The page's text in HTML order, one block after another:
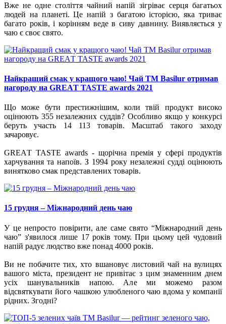
Вже не одне століття чайний напій зігріває серця багатьох
людей на планеті. Це напій з багатою історією, яка триває
багато років, і корінням веде в сиву давнину. Виявляється у
чаю є своє свято.
Найкращий смак у кращого чаю! Чай ТМ Basilur отримав
нагороду на GREАT TASTE awards 2021
Що може бути престижнішим, коли твій продукт високо
оцінюють 355 незалежних суддів? Особливо якщо у конкурсі
беруть участь 14 113 товарів. Масштаб такого заходу
зачаровує.
GREАT TASTE awards - щорічна премія у сфері продуктів
харчування та напоїв. З 1994 року незалежні судді оцінюють
винятково смак представлених товарів.
15 грудня – Міжнародний день чаю
У це непросто повірити, але саме свято “Міжнародний день
чаю” з'явилося лише 17 років тому. При цьому цей чудовий
напій радує людство вже понад 4000 років.
Ви не побачите тих, хто вшановує листовий чай на вулицях
вашого міста, президент не привітає з цим знаменним днем
усіх шанувальників напою. Але ми можемо разом
відсвяткувати його чашкою улюбленого чаю вдома у компанії
рідних. Згодні?